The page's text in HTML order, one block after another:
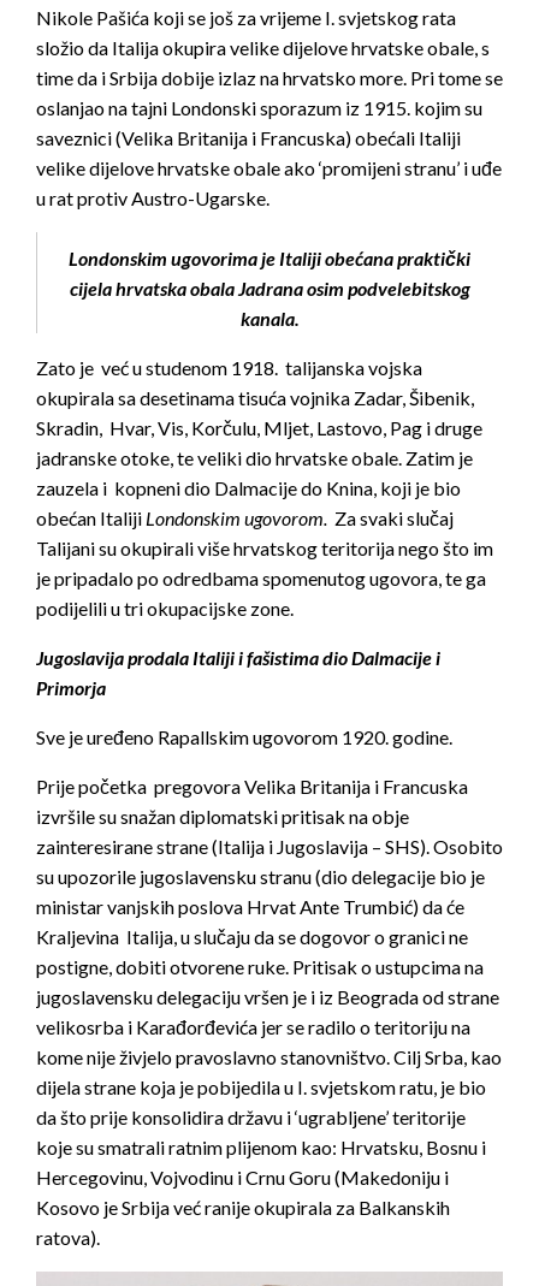
Nikole Pašića koji se još za vrijeme I. svjetskog rata
složio da Italija okupira velike dijelove hrvatske obale, s
time da i Srbija dobije izlaz na hrvatsko more. Pri tome se
oslanjao na tajni Londonski sporazum iz 1915. kojim su
saveznici (Velika Britanija i Francuska) obećali Italiji
velike dijelove hrvatske obale ako ‘promijeni stranu’ i uđe
u rat protiv Austro-Ugarske.
Londonskim ugovorima je Italiji obećana praktički
cijela hrvatska obala Jadrana osim podvelebitskog
kanala.
Zato je već u studenom 1918. talijanska vojska
okupirala sa desetinama tisuća vojnika Zadar, Šibenik,
Skradin, Hvar, Vis, Korčulu, Mljet, Lastovo, Pag i druge
jadranske otoke, te veliki dio hrvatske obale. Zatim je
zauzela i kopneni dio Dalmacije do Knina, koji je bio
obećan Italiji Londonskim ugovorom. Za svaki slučaj
Talijani su okupirali više hrvatskog teritorija nego što im
je pripadalo po odredbama spomenutog ugovora, te ga
podijelili u tri okupacijske zone.
Jugoslavija prodala Italiji i fašistima dio Dalmacije i
Primorja
Sve je uređeno Rapallskim ugovorom 1920. godine.
Prije početka pregovora Velika Britanija i Francuska
izvršile su snažan diplomatski pritisak na obje
zainteresirane strane (Italija i Jugoslavija – SHS). Osobito
su upozorile jugoslavensku stranu (dio delegacije bio je
ministar vanjskih poslova Hrvat Ante Trumbić) da će
Kraljevina Italija, u slučaju da se dogovor o granici ne
postigne, dobiti otvorene ruke. Pritisak o ustupcima na
jugoslavensku delegaciju vršen je i iz Beograda od strane
velikosrba i Karađorđevića jer se radilo o teritoriju na
kome nije živjelo pravoslavno stanovništvo. Cilj Srba, kao
dijela strane koja je pobijedila u I. svjetskom ratu, je bio
da što prije konsolidira državu i ‘ugrabljene’ teritorije
koje su smatrali ratnim plijenom kao: Hrvatsku, Bosnu i
Hercegovinu, Vojvodinu i Crnu Goru (Makedoniju i
Kosovo je Srbija već ranije okupirala za Balkanskih
ratova).